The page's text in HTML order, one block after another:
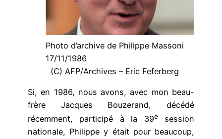
Photo d’archive de Philippe Massoni
17/11/1986
(C) AFP/Archives – Eric Feferberg
Si, en 1986, nous avons, avec mon beau-
frère Jacques Bouzerand, décédé
récemment, participé à la 39esession
nationale, Philippe y était pour beaucoup,